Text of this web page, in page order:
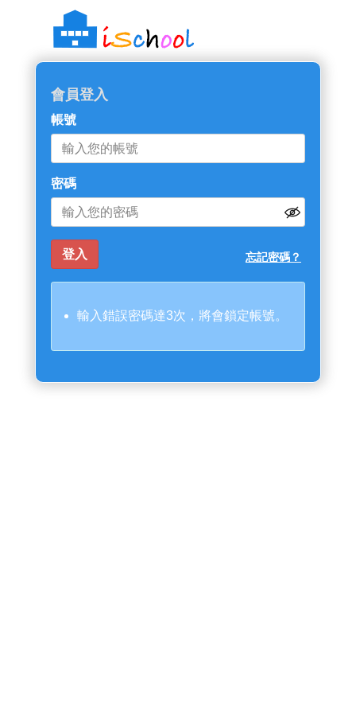
會員登入
帳號
密碼
忘記密碼？
輸入錯誤密碼達3次，將會鎖定帳號。